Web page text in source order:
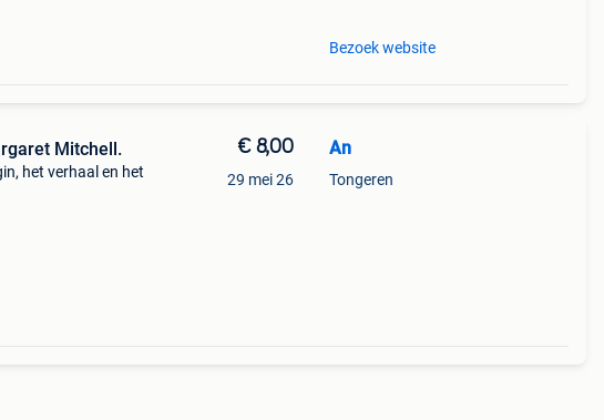
Bezoek website
Mitchell.
het verhaal en het
€ 8,00
29 mei 26
An
Tongeren